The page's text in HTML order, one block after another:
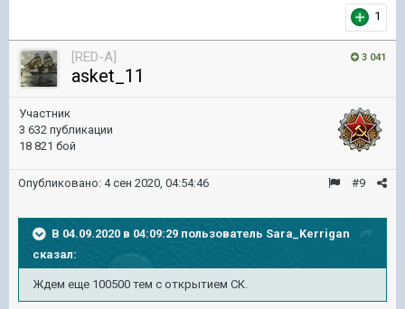
1
3 041
[RED-A]
asket_11
Участник
3 632 публикации
18 821 бой
#9
Опубликовано: 4 сен 2020, 04:54:46
В 04.09.2020 в 04:09:29 пользователь Sara_Kerrigan
сказал:
Ждем еще 100500 тем с открытием СК.